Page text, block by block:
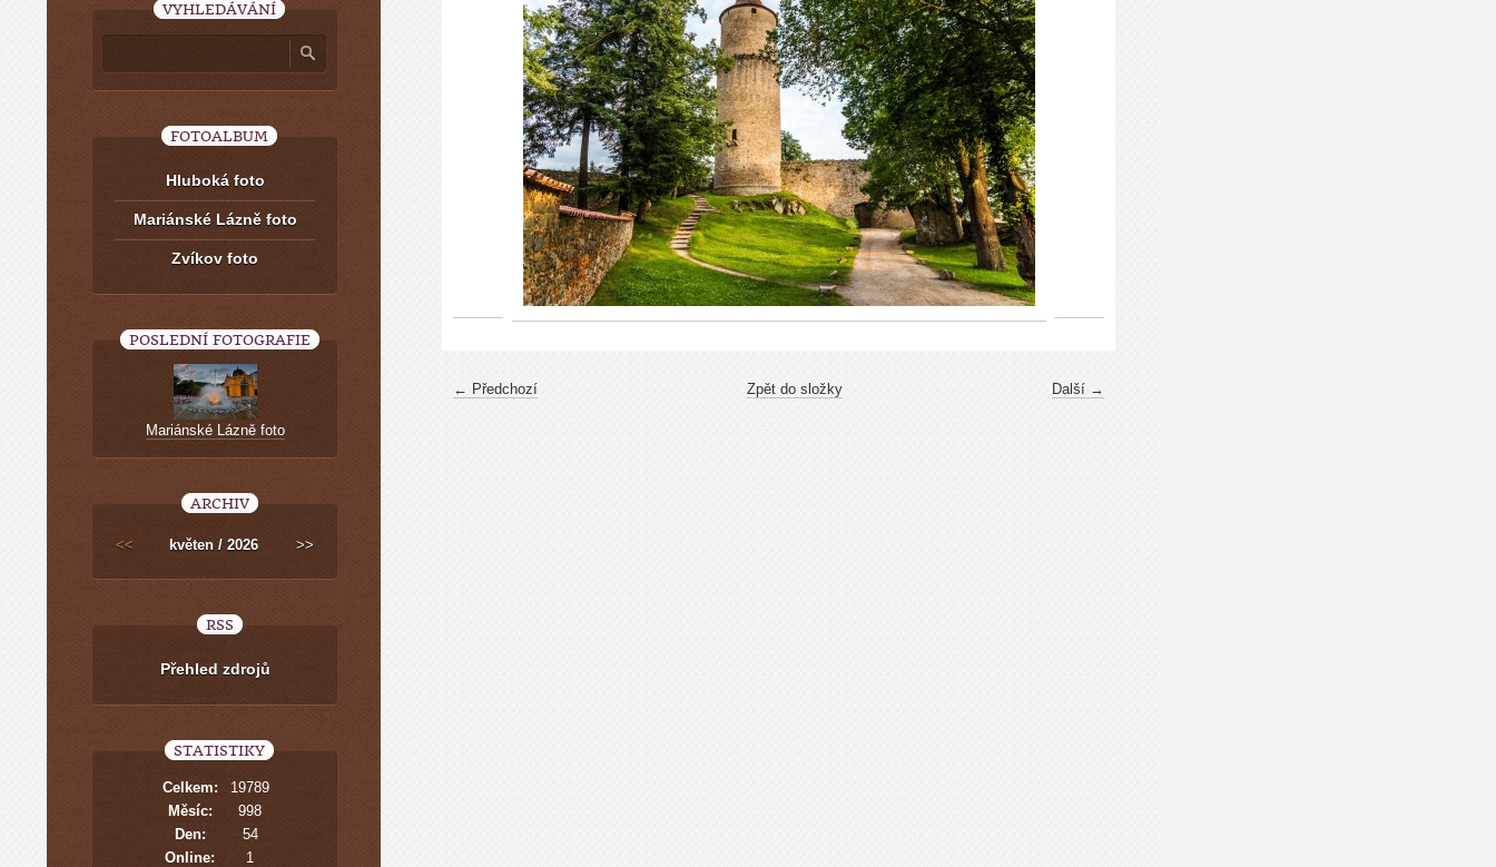
← Předchozí Další →
Zpět do složky
VYHLEDÁVÁNÍ
FOTOALBUM
Hluboká foto
Mariánské Lázně foto
Zvíkov foto
POSLEDNÍ FOTOGRAFIE
Mariánské Lázně foto
ARCHIV
<< květen / 2026 >>
RSS
Přehled zdrojů
STATISTIKY
Online: 1
Celkem:
19789
Měsíc:
998
Den:
54